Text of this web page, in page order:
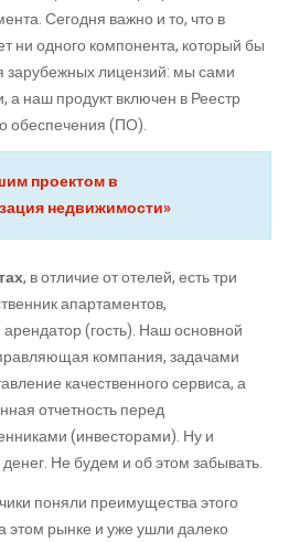
Сегодня важно и то, что в
ни одного компонента, который бы
зарубежных лицензий: мы сами
а наш продукт включен в Реестр
обеспечения (ПО).
проектом в
недвижимости»
, в отличие от отелей, есть три
апартаментов,
(гость). Наш основной
компания, задачами
качественного сервиса, а
отчетность перед
(инвесторами). Ну и
Не будем и об этом забывать.
поняли преимущества этого
этом рынке и уже ушли далеко